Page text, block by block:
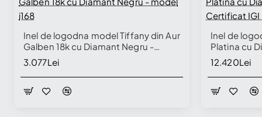
Inel de logodna model Tiffany din Aur
Galben 18k cu Diamant Negru -
model i168
3.077Lei
Inel de
Platina cu
0.70ct
12.420Lei